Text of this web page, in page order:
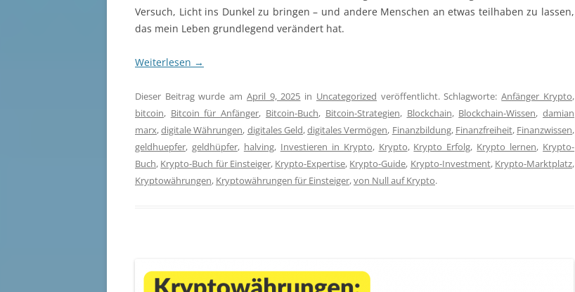
Versuch, Licht ins Dunkel zu bringen – und andere Menschen an etwas teilhaben zu lassen,
das mein Leben grundlegend verändert hat.
Weiterlesen →
Dieser Beitrag wurde am April 9, 2025 in Uncategorized veröffentlicht. Schlagworte:Anfänger Krypto,
bitcoin, Bitcoin für Anfänger, Bitcoin-Buch, Bitcoin-Strategien, Blockchain, Blockchain-Wissen, damian
marx,digitale Währungen, digitales Geld,digitales Vermögen, Finanzbildung, Finanzfreiheit, Finanzwissen,
geldhuepfer, geldhüpfer, halving, Investieren in Krypto, Krypto, Krypto Erfolg, Krypto lernen, Krypto-
Buch, Krypto-Buch für Einsteiger, Krypto-Expertise, Krypto-Guide, Krypto-Investment, Krypto-Marktplatz,
Kryptowährungen, Kryptowährungen für Einsteiger,von Null auf Krypto.